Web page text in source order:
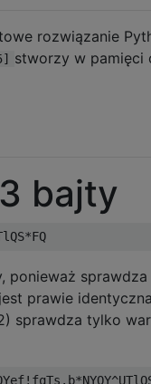
rozwiązanie
stworzy w pamięci
bajty
ponieważ
prawie
sprawdza tylko